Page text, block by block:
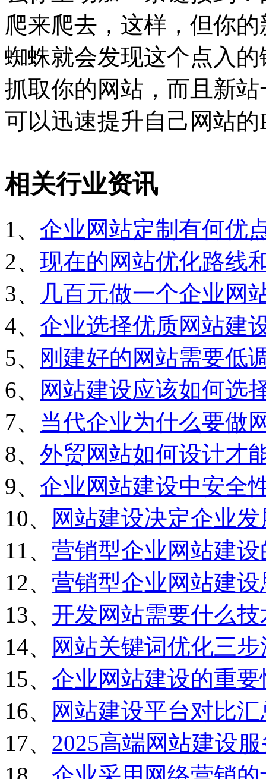
爬来爬去，这样，但你
蜘蛛就会发现这个点入
抓取你的网站，而且新
可以迅速提升自己网站的
相关行业资讯
1、 企业网站定制有何优
2、 现在的网站优化路线
3、
几百元做一个企业网
4、 企业选择优质网站建
5、
刚建好的网站需要低
6、
网站建设应该如何选
7、 当代企业为什么要做
8、 外贸网站如何设计才
9、 企业网站建设中安全
10、
网站建设决定企业
11、 营销型企业网站建
12、 营销型企业网站建设
13、 开发网站需要什么技
14、
网站关键词优化三步
15、 企业网站建设的重要
16、
网站建设平台对比汇
17、 2025高端网站建设